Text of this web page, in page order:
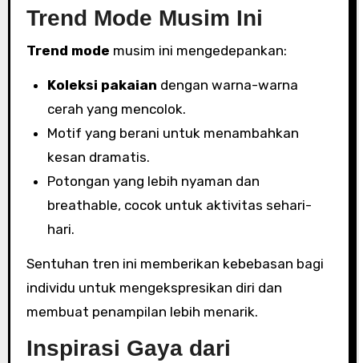
Trend Mode Musim Ini
Trend mode musim ini mengedepankan:
Koleksi pakaian dengan warna-warna
cerah yang mencolok.
Motif yang berani untuk menambahkan
kesan dramatis.
Potongan yang lebih nyaman dan
breathable, cocok untuk aktivitas sehari-
hari.
Sentuhan tren ini memberikan kebebasan bagi
individu untuk mengekspresikan diri dan
membuat penampilan lebih menarik.
Inspirasi Gaya dari